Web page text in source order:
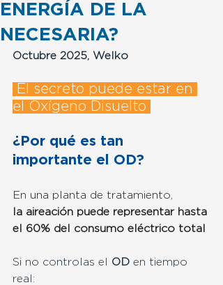
ENERGÍA DE LA
NECESARIA?
Octubre 2025, Welko
el Oxígeno Disuelto
¿Por qué es tan
importante el OD?
En una planta de tratamiento,
la aireación puede representar hasta
el 60% del consumo eléctrico total
Si no controlas el OD en tiempo
real: